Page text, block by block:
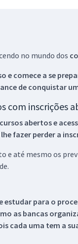
no mundo dos
e comece a se
de conquistar
com inscrições
abertos e
fazer perder a
e até mesmo os
estudar para o
as bancas
cada uma tem a